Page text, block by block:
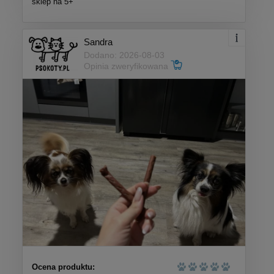
Sandra
Dodano: 2026-08-03
Opinia zweryfikowana
Ocena produktu: